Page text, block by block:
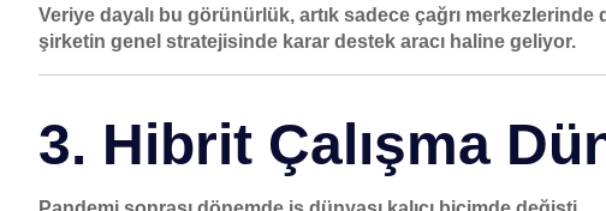
Veriye dayalı bu görünürlük, artık sadece çağrı merkezlerinde
şirketin genel stratejisinde karar destek aracı haline geliyor.
3. Hibrit Çalışma